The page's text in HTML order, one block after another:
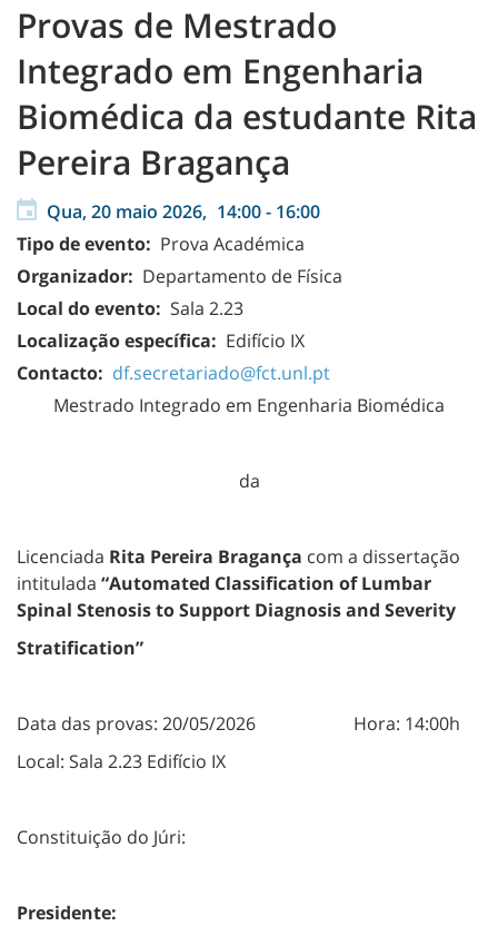
Provas de Mestrado
Integrado em Engenharia
Biomédica da estudante Rita
Pereira Bragança
Qua, 20 maio 2026, 14:00- 16:00
Tipo de evento: Prova Académica
Organizador: Departamento de Física
Local do evento: Sala 2.23
Localização específica: Edifício IX
Contacto: df.secretariado@fct.unl.pt
Mestrado Integrado em Engenharia Biomédica
da
Licenciada Rita Pereira Bragança com a dissertação
intitulada “Automated Classification of Lumbar
Spinal Stenosis to Support Diagnosis and Severity
Stratification”
Data das provas: 20/05/2026 Hora: 14:00h
Local: Sala 2.23 Edifício IX
Constituição do Júri:
Presidente: